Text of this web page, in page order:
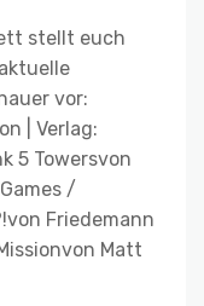
stellt euch
vor:
| Verlag:
5 Towersvon
/
Friedemann
Matt